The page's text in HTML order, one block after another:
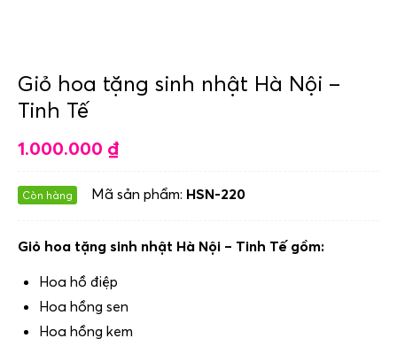
Giỏ hoa tặng sinh nhật Hà Nội –
Tinh Tế
1.000.000 ₫
Còn hàng Mã sản phẩm: HSN-220
Giỏ hoa tặng sinh nhật Hà Nội – Tinh Tế gồm:
Hoa hồ điệp
Hoa hồng sen
Hoa hồng kem